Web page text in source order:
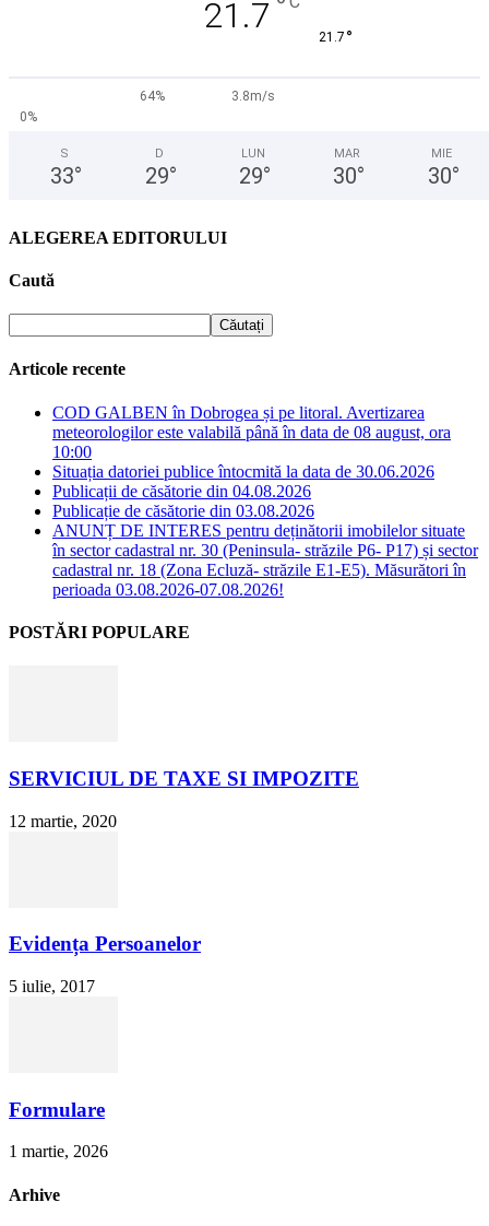
21.7
21.7 °
64%
3.8m/s
0%
S
33°
D
29°
LUN
29°
MAR
30°
MIE
30°
ALEGEREA EDITORULUI
Caută
Articole recente
COD GALBEN în Dobrogea și pe litoral. Avertizarea
meteorologilor este valabilă până în data de 08 august, ora
10:00
Situația datoriei publice întocmită la data de 30.06.2026
Publicații de căsătorie din 04.08.2026
Publicație de căsătorie din 03.08.2026
ANUNȚ DE INTERES pentru deținătorii imobilelor situate
în sector cadastral nr. 30 (Peninsula- străzile P6- P17) și sector
cadastral nr. 18 (Zona Ecluză- străzile E1-E5). Măsurători în
perioada 03.08.2026-07.08.2026!
POSTĂRI POPULARE
SERVICIUL DE TAXE SI IMPOZITE
12 martie, 2020
Evidența Persoanelor
5 iulie, 2017
Formulare
1 martie, 2026
Arhive